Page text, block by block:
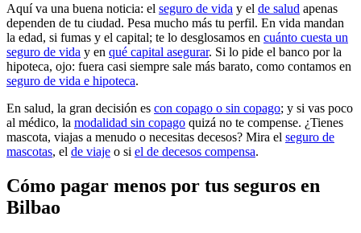
Aquí va una buena noticia: el seguro de vida y el de salud apenas
dependen de tu ciudad. Pesa mucho más tu perfil. En vida mandan
la edad, si fumas y el capital; te lo desglosamos en cuánto cuesta un
seguro de vida y en qué capital asegurar. Si lo pide el banco por la
hipoteca, ojo: fuera casi siempre sale más barato, como contamos en
seguro de vida e hipoteca.
En salud, la gran decisión es con copago o sin copago; y si vas poco
al médico, la modalidad sin copago quizá no te compense. ¿Tienes
mascota, viajas a menudo o necesitas decesos? Mira el seguro de
mascotas, el de viaje o si el de decesos compensa.
Cómo pagar menos por tus seguros en
Bilbao